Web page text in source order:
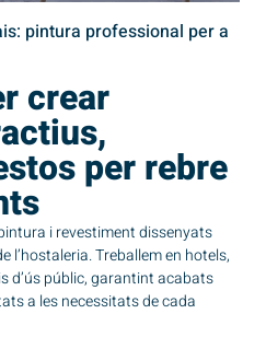
pintura professional per a
crear
per rebre
i revestiment dissenyats
l’hostaleria. Treballem en hotels,
d’ús públic, garantint acabats
a les necessitats de cada